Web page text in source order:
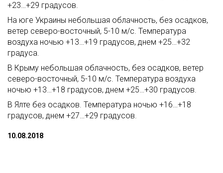
+23…+29 градусов.
На юге Украины небольшая облачность, без осадков,
ветер северо-восточный, 5-10 м/с. Температура
воздуха ночью +13…+19 градусов, днем +25…+32
градуса.
В Крыму небольшая облачность, без осадков, ветер
северо-восточный, 5-10 м/с. Температура воздуха
ночью +13…+18 градусов, днем +25…+30 градусов.
В Ялте без осадков. Температура ночью +16…+18
градусов, днем +27…+29 градусов.
10.08.2018